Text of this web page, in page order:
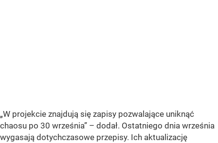
„W projekcie znajdują się zapisy pozwalające uniknąć
chaosu po 30 września” – dodał. Ostatniego dnia września
wygasają dotychczasowe przepisy. Ich aktualizację